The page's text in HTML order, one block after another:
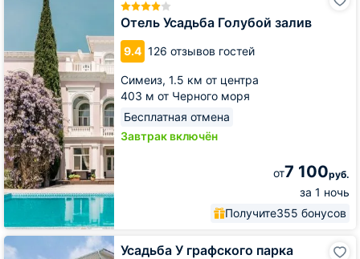
Отель Усадьба Голубой залив
9.4 126 отзывов гостей
Симеиз, 1.5 км от центра
403 м от Черного моря
Бесплатная отмена
Завтрак включён
от7 100руб.
за 1 ночь
Получите355 бонусов
Голубой
Усадьба У графского парка
Усадьба